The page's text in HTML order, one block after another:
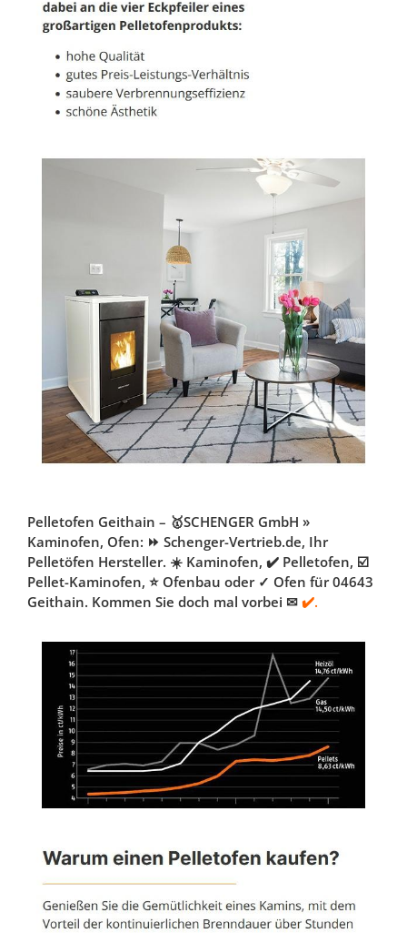
Pelletofen Geithain – 🥇SCHENGER GmbH »
Kaminofen, Ofen: ⏩ Schenger-Vertrieb.de, Ihr
Pelletöfen Hersteller. ☀️ Kaminofen, ✔️ Pelletofen, ☑️
Pellet-Kaminofen, ⭐ Ofenbau oder ✓ Ofen für 04643
Geithain. Kommen Sie doch mal vorbei ✉ ✔️.